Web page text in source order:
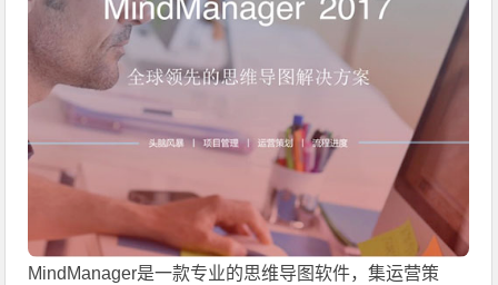
MindManager是一款专业的思维导图软件，集运营策